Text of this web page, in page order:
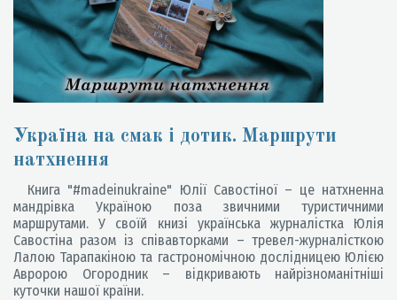
Україна на смак і дотик. Маршрути
натхнення
Книга "#madeinukraine" Юлії Савостіної – це натхненна
мандрівка Україною поза звичними туристичними
маршрутами. У своїй книзі українська журналістка Юлія
Савостіна разом із співавторками – тревел-журналісткою
Лалою Тарапакіною та гастрономічною дослідницею Юлією
Авророю Огородник – відкривають найрізноманітніші
куточки нашої країни.